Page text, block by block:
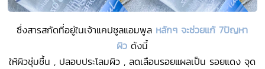
ซึ่งสารสกัดที่อยู่ในเจ้าแคปซูลแอมพูล หลักๆ จะช่วยแก้ 7ปัญหา
ผิว ดังนี้
ให้ผิวชุ่มชื้น , ปลอบประโลมผิว , ลดเลือนรอยแผลเป็น รอยแดง จุด